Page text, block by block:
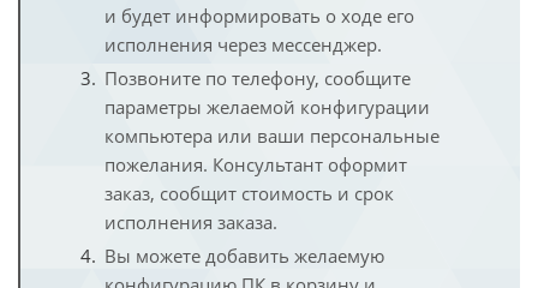
и будет информировать о ходе его
исполнения через мессенджер.
Позвоните по телефону, сообщите
параметры желаемой конфигурации
компьютера или ваши персональные
пожелания. Консультант оформит
заказ, сообщит стоимость и срок
исполнения заказа.
Вы можете добавить желаемую